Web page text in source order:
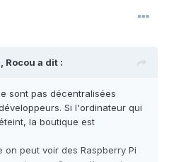
Rocou a dit :
sont pas décentralisées
Si l'ordinateur qui
la boutique est
peut voir des Raspberry Pi